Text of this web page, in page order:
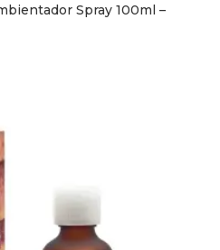
Spray 100ml –